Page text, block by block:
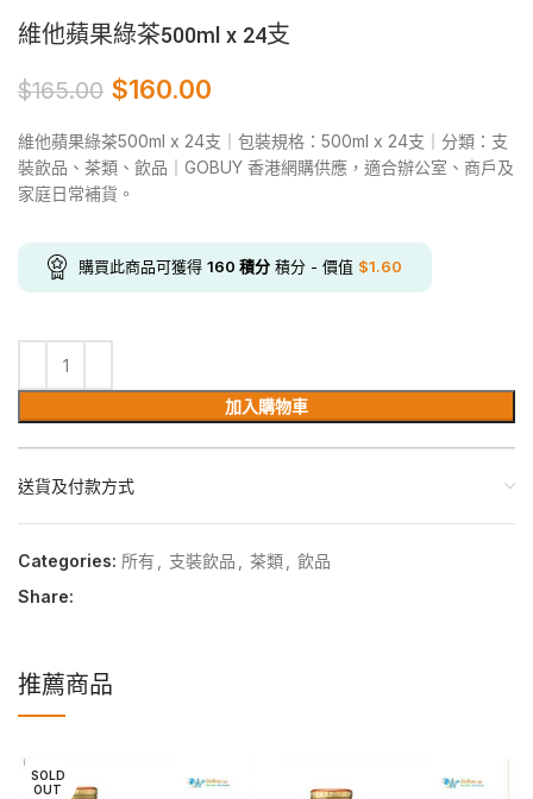
維他蘋果綠茶500ml x 24支
$165.00 $160.00
維他蘋果綠茶500ml x 24支｜包裝規格：500ml x 24支｜分類：支
裝飲品、茶類、飲品｜GOBUY 香港網購供應，適合辦公室、商戶及
家庭日常補貨。
購買此商品可獲得 160 積分 積分 - 價值 $1.60
加入購物車
送貨及付款方式
Categories: 所有 , 支裝飲品 , 茶類, 飲品
Share:
推薦商品
SOLD
OUT